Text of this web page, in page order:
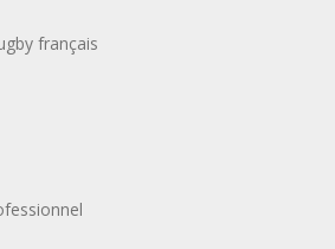
français